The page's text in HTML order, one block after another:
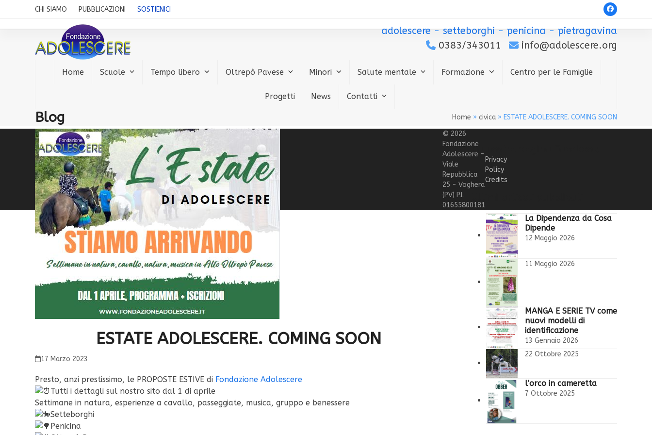
CHI SIAMO PUBBLICAZIONI SOSTIENICI Facebook
adolescere - setteborghi - penicina - pietragavina
0383/343011
info@adolescere.org
Home Scuole Tempo libero Oltrepò Pavese Minori Salute mentale Formazione Centro per le Famiglie
Progetti News Contatti
Blog Home » civica » ESTATE ADOLESCERE. COMING SOON
ESTATE ADOLESCERE. COMING SOON
17 Marzo 2023
Presto, anzi prestissimo, le PROPOSTE ESTIVE di Fondazione Adolescere
Tutti i dettagli sul nostro sito dal 1 di aprile
Settimane in natura, esperienze a cavallo, passeggiate, musica, gruppo e benessere
Setteborghi
Penicina
La nostra pagina Facebook
La Dipendenza da Cosa
Dipende
12 Maggio 2026
11 Maggio 2026
MANGA E SERIE TV come
nuovi modelli di
identificazione
13 Gennaio 2026
22 Ottobre 2025
l’orco in cameretta
7 Ottobre 2025
© 2026
Fondazione
Adolescere -
Viale
Repubblica
25 - Voghera
(PV) P.I.
01655800181
Privacy
Policy
Credits